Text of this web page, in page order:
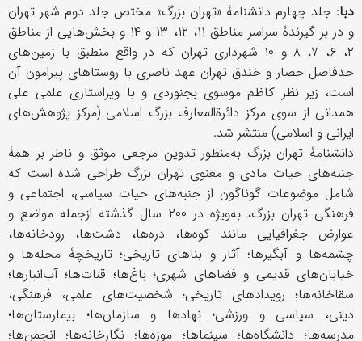
دبا: جلد چهارم دانشنامۀ «تهران بزرگ» مختص جلد دوم شهر تهران
و در بر گیرندۀ سراسر مناطق ۱۱، ۱۲، ۱۳ و ۱۴ و بخش‌هایی از مناطق
۲، ۶، ۷، ۸ و ۱۰ شهرداری تهران که در واقع منطبق با زمین‌‎های
حدفاصل حصار و خندق تهران عهد ناصری با روستاهای پیرامون آن
است، زیر نظر کاظم موسوی بجنوردی و با ویراستاری علمی علی
همدانی از سوی مرکز دائرةالمعارف بزرگ اسلامی (مرکز پژوهش‌های
ایرانی و اسلامی) منتشر شد.
دانشنامۀ تهران بزرگ به‌منظور تدوین مرجعی موثق و ناظر بر همۀ
جنبه‌های حیات مادی و معنوی تهران بزرگ طراحی شده است که
شامل موضوعات گوناگون از جنبه‌های حیات سیاسی، اجتماعی و
فرهنگی تهران بزرگ، به‌ویژه در ۲۰۰ سال گذشته ازجمله مواضع و
عوارض جغرافیایی مانند کوه‌ها، دره‌ها، دشت‌ها، رودخانه‌ها،
چشمه‌ها و آبگیرها؛ آثار و بناهای تاریخی؛ تاریخچۀ محله‌ها و
خیابان‌های قدیمی و فضاهای شهری؛ باغ‌ها؛ قنات‌ها؛ آب‌انبارها؛
سقاخانه‌ها؛ رویدادهای تاریخی؛ شخصیت‌های علمی، فرهنگی،
دینی، سیاسی و ورزشی؛ نهادها و سازمان‌ها؛ بیمارستان‌ها؛
مدرسه‌ها؛ دانشگاه‌ها؛ سینماها؛ موزه‌ها؛ نگارخانه‌ها؛ انجمن‌ها؛